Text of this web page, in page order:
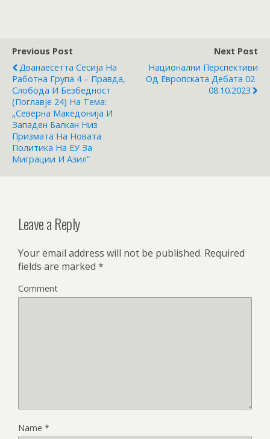
Previous Post
Дванаесетта Сесија На
Работна Група 4 – Правда,
Слобода И Безбедност
(Поглавје 24) На Тема:
„Северна Македонија И
Западен Балкан Низ
Призмата На Новата
Политика На ЕУ За
Миграции И Азил“
Next Post
Национални Перспективи
Од Европската Дебата 02-
08.10.2023
Leave a Reply
Your email address will not be published. Required
fields are marked *
Comment
Name *